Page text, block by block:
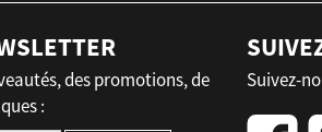
des promotions, de
:
Suivez-